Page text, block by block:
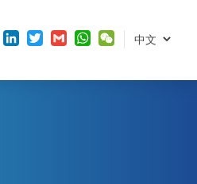
FacebookLinkedInTwitterGmail WhatsApp
WeChat